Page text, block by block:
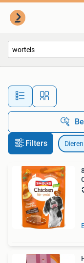
Filters